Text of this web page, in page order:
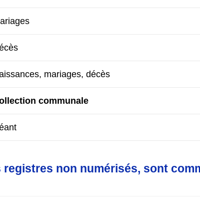
mariages, décès
communale
registres non numérisés, sont